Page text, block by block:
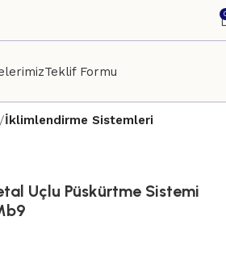
Teklif Formu
İklimlendirme Sistemleri
Uçlu Püskürtme Sistemi